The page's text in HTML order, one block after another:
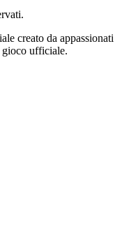
creato da appassionati
ufficiale.